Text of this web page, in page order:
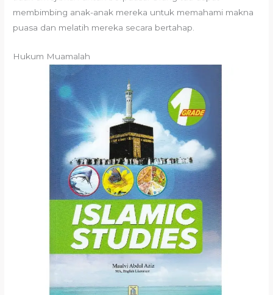
membimbing anak-anak mereka untuk memahami makna
puasa dan melatih mereka secara bertahap.
Hukum Muamalah